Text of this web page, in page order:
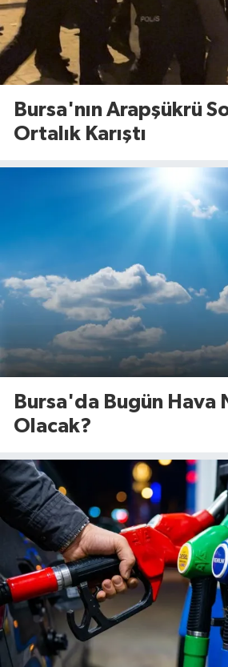
Bursa'nın Arapşükrü
Ortalık Karıştı
Bursa'da Bugün Hava
Olacak?